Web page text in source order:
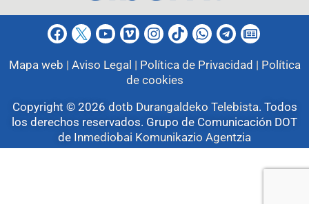
Mapa web | Aviso Legal | Política de Privacidad | Política
de cookies
Copyright © 2026 dotb Durangaldeko Telebista. Todos
los derechos reservados. Grupo de Comunicación DOT
de Inmediobai Komunikazio Agentzia